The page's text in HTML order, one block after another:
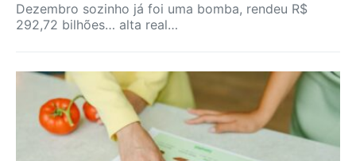
Dezembro sozinho já foi uma bomba, rendeu R$
292,72 bilhões… alta real…